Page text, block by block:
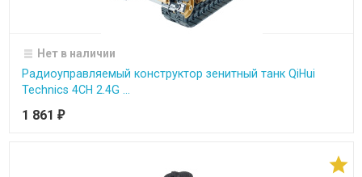
Нет в наличии
Радиоуправляемый конструктор зенитный танк QiHui
Technics 4CH 2.4G ...
1 861 ₽
